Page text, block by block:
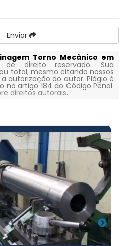
Enviar
Torno Mecânico em
direito reservado. Sua
total, mesmo citando nossos
autorização do autor. Plágio é
no artigo 184 do Código Penal.
direitos autorais.